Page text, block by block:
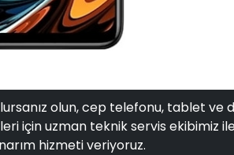
olun, cep telefonu, tablet ve
için uzman teknik servis ekibimiz
hizmeti veriyoruz.